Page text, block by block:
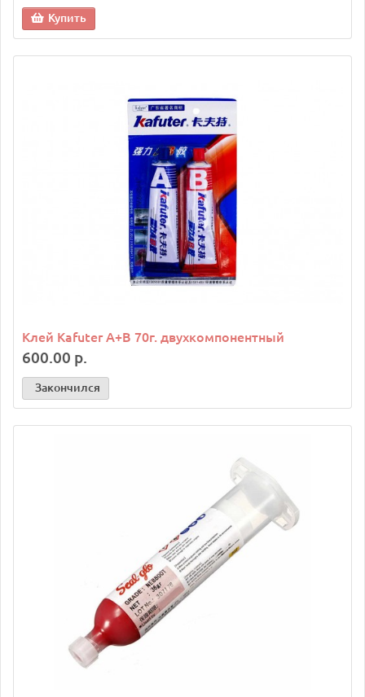
Купить
Клей Kafuter A+B 70г. двухкомпонентный
600.00 р.
Закончился